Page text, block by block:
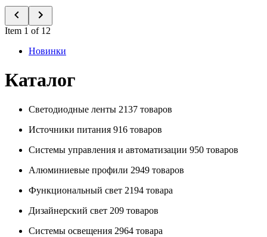
Item 1 of 12
Новинки
Каталог
Светодиодные ленты 2137 товаров
Источники питания 916 товаров
Системы управления и автоматизации 950 товаров
Алюминиевые профили 2949 товаров
Функциональный свет 2194 товара
Дизайнерский свет 209 товаров
Системы освещения 2964 товара